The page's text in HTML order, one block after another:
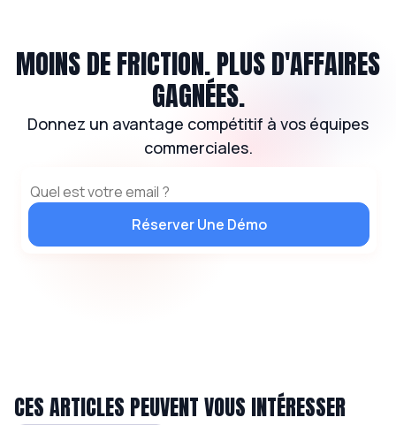
MOINS DE FRICTION. PLUS D'AFFAIRES
GAGNÉES.
Donnez un avantage compétitif à vos équipes
commerciales.
Réserver Une Démo
CES ARTICLES PEUVENT VOUS INTÉRESSER